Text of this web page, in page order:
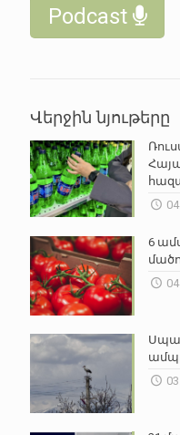
Podcast
Վերջին նյութերը
6